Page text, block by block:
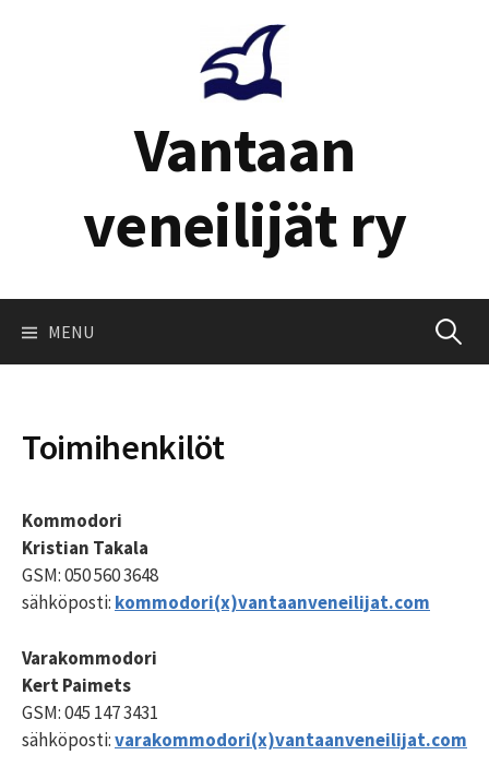
Vantaan
veneilijät ry
MENU Haku:
Toimihenkilöt
Kommodori
Kristian Takala
GSM: 050 560 3648
sähköposti: kommodori(x)vantaanveneilijat.com
Varakommodori
Kert Paimets
GSM: 045 147 3431
sähköposti:varakommodori(x)vantaanveneilijat.com